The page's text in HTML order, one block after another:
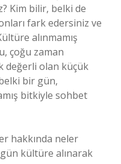
Kim bilir, belki de
fark edersiniz ve
alınmamış
çoğu zaman
değerli olan küçük
bir gün,
bitkiyle sohbet
hakkında neler
kültüre alınarak